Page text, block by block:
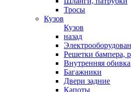
Тросы
Кузов
Кузов
назад
Решетки бампера,
Внутренняя обивка
Багажники
Двери задние
Капоты